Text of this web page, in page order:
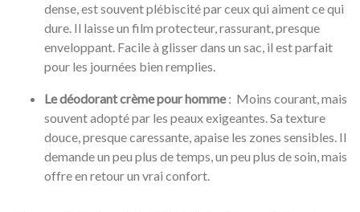
dense, est souvent plébiscité par ceux qui aiment ce qui
dure. Il laisse un film protecteur, rassurant, presque
enveloppant. Facile à glisser dans un sac, il est parfait
pour les journées bien remplies.
Le déodorant crème pour homme: Moins courant, mais
souvent adopté par les peaux exigeantes. Sa texture
douce, presque caressante, apaise les zones sensibles. Il
demande un peu plus de temps, un peu plus de soin, mais
offre en retour un vrai confort.